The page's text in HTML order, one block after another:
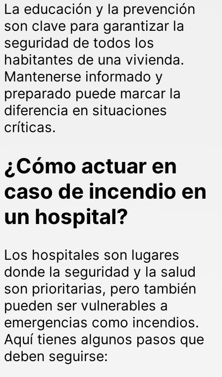
La educación y la prevención
son clave para garantizar la
seguridad de todos los
habitantes de una vivienda.
Mantenerse informado y
preparado puede marcar la
diferencia en situaciones
críticas.
¿Cómo actuar en
caso de incendio en
un hospital?
Los hospitales son lugares
donde la seguridad y la salud
son prioritarias, pero también
pueden ser vulnerables a
emergencias como incendios.
Aquí tienes algunos pasos que
deben seguirse: